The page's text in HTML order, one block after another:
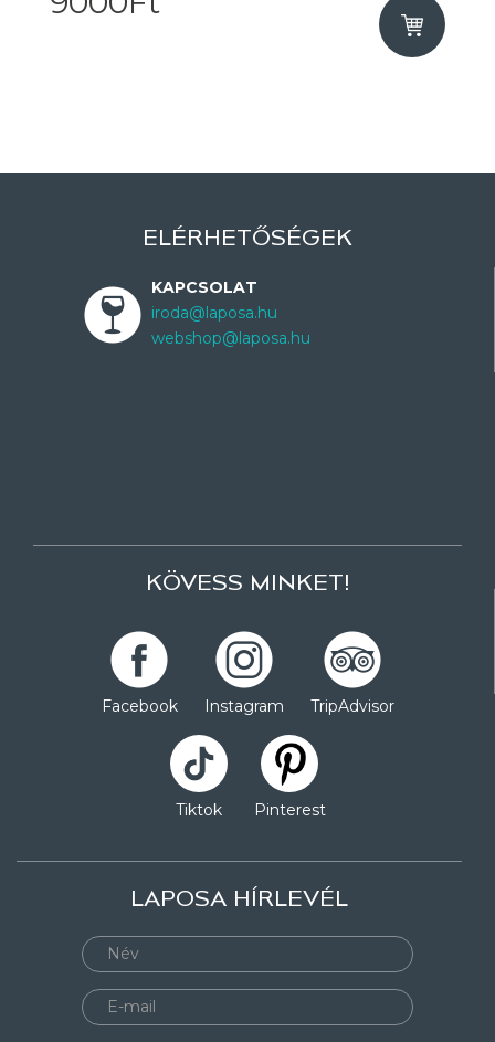
ELÉRHETŐSÉGEK
KAPCSOLAT
iroda@laposa.hu
webshop@laposa.hu
KÖVESS MINKET!
Facebook Instagram TripAdvisor
Tiktok Pinterest
LAPOSA HÍRLEVÉL